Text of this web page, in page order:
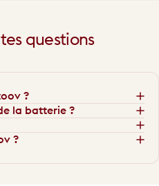
tes questions
?
la batterie ?
?